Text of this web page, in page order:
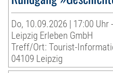
Do, 10.09.2026 | 17:00 Uhr
Leipzig Erleben GmbH
Treff/Ort: Tourist-
04109 Leipzig